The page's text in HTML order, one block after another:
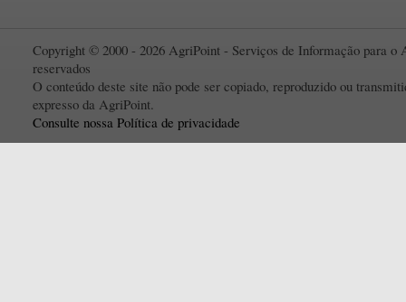
Copyright © 2000 - 2026 AgriPoint - Serviços de Informação para o
reservados
O conteúdo deste site não pode ser copiado, reproduzido ou
expresso da AgriPoint.
Consulte nossa Política de privacidade